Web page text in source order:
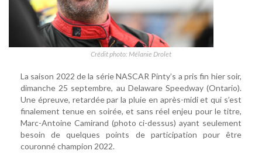
Crédit photo: Mélanie Drolet
La saison 2022 de la série NASCAR Pinty’s a pris fin hier soir,
dimanche 25 septembre, au Delaware Speedway (Ontario).
Une épreuve, retardée par la pluie en après-midi et qui s’est
finalement tenue en soirée, et sans réel enjeu pour le titre,
Marc-Antoine Camirand (photo ci-dessus) ayant seulement
besoin de quelques points de participation pour être
couronné champion 2022.